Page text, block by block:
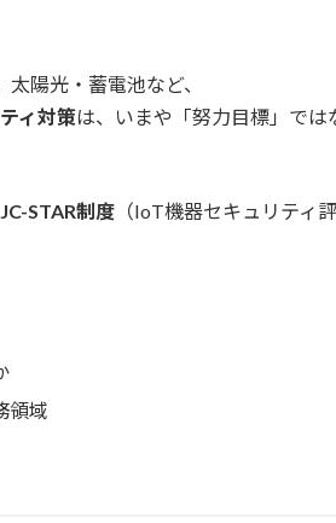
陽光・蓄電池など、
ィ対策は、いまや「努力目標」では
JC-STAR制度 （IoT機器セキュリティ
領域